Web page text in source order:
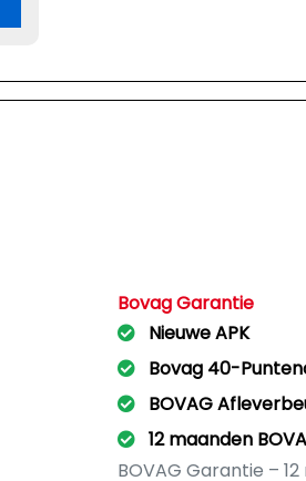
Bovag Garantie
Nieuwe APK
Bovag 40-
BOVAG
12 maanden
BOVAG Garantie –